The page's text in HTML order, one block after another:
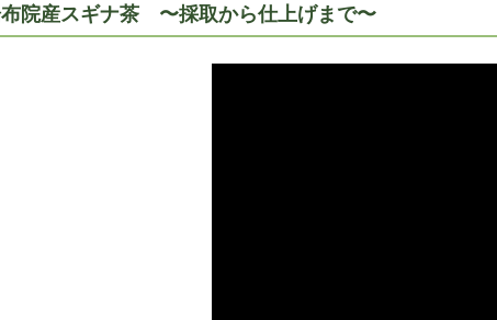
院産スギナ茶 〜採取から仕上げまで〜